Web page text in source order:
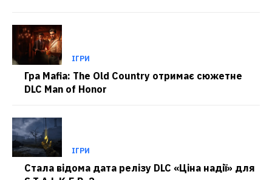
ІГРИ
Гра Mafia: The Old Country отримає сюжетне
DLC Man of Honor
ІГРИ
Стала відома дата релізу DLC «Ціна надії» для